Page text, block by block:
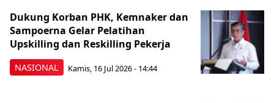
NASIONAL
Dukung Korban PHK, Kemnaker dan
Sampoerna Gelar Pelatihan
Upskilling dan Reskilling Pekerja
Kamis, 16 Jul 2026 - 14:44